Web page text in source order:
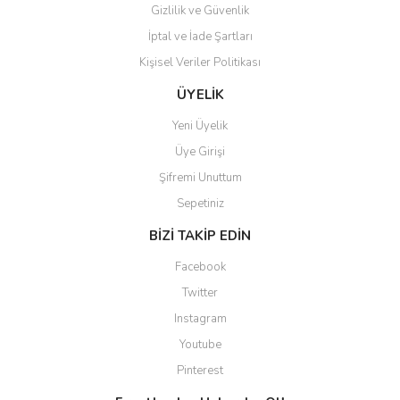
Gönder
Gizlilik ve Güvenlik
İptal ve İade Şartları
Kişisel Veriler Politikası
ÜYELİK
Yeni Üyelik
Üye Girişi
Şifremi Unuttum
Sepetiniz
BİZİ TAKİP EDİN
Facebook
Twitter
Instagram
Youtube
Pinterest